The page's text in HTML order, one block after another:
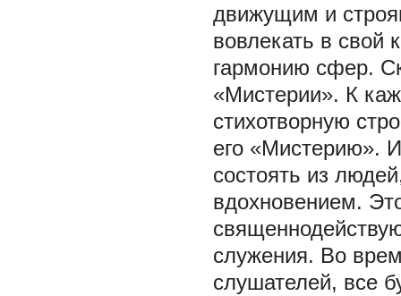
движущим и
вовлекать в свой
гармонию сфер.
«Мистерии». К
стихотворную
его «Мистерию».
состоять из
вдохновением.
служения. Во
слушателей, все